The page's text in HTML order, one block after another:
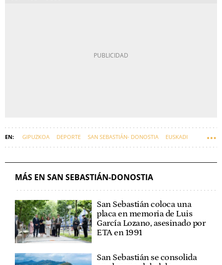
GIPUZKOA DEPORTE SAN SEBASTIÁN- DONOSTIA EUSKADI
MÁS EN SAN SEBASTIÁN-DONOSTIA
San Sebastián coloca una
placa en memoria de Luis
García Lozano, asesinado por
ETA en 1991
San Sebastián se consolida